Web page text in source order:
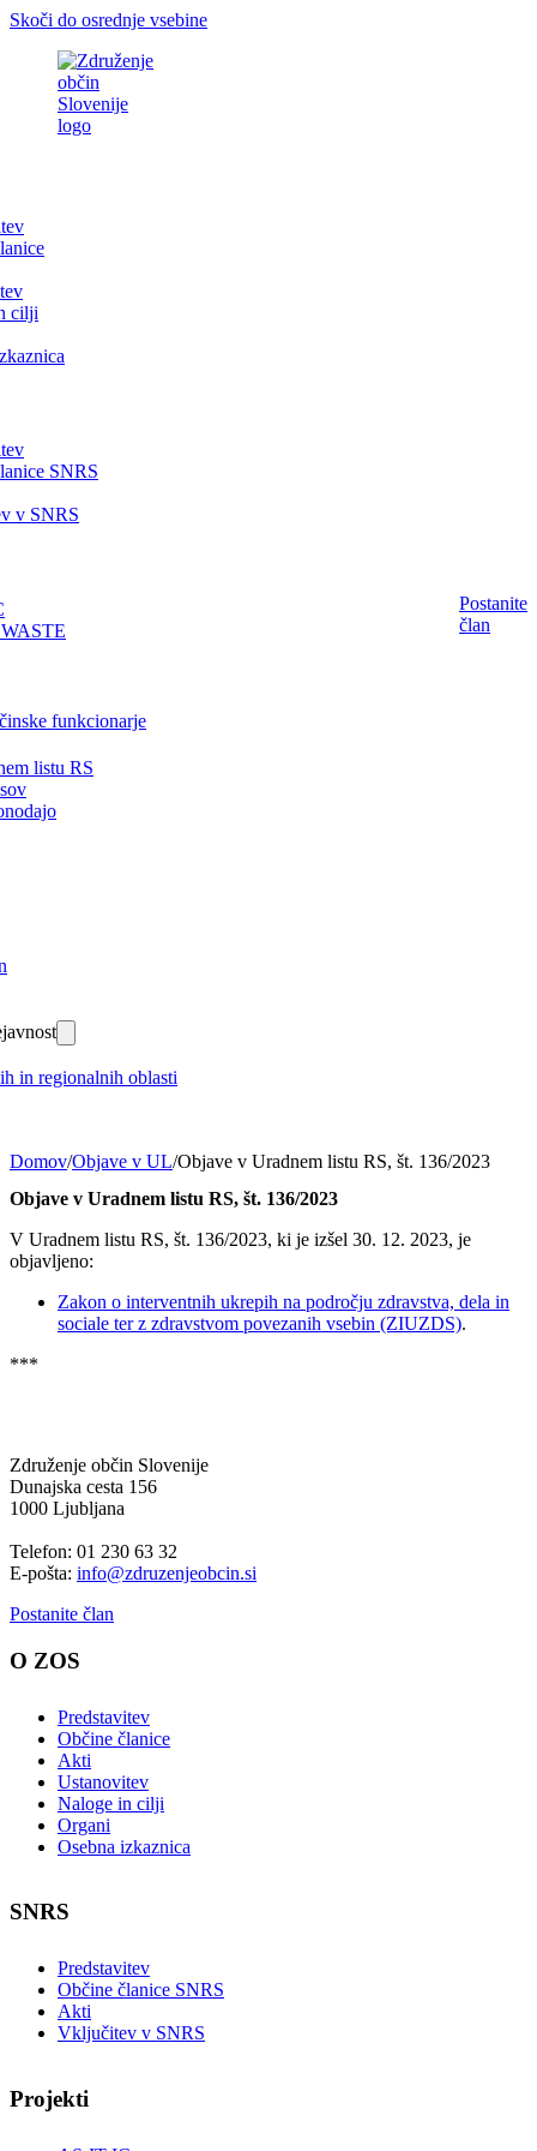
Skoči do osrednje vsebine
cilji
SNRS
v SNRS
funkcionarje
listu RS
in regionalnih oblasti
Postanite
član
Domov/Objave v UL/Objave v Uradnem listu RS, št. 136/2023
Objave v Uradnem listu RS, št. 136/2023
V Uradnem listu RS, št. 136/2023, ki je izšel 30. 12. 2023, je
objavljeno:
Zakon o interventnih ukrepih na področju zdravstva, dela in
sociale ter z zdravstvom povezanih vsebin (ZIUZDS).
***
Združenje občin Slovenije
Dunajska cesta 156
1000 Ljubljana
Telefon: 01 230 63 32
E-pošta: info@zdruzenjeobcin.si
Postanite član
O ZOS
Predstavitev
Občine članice
Akti
Ustanovitev
Naloge in cilji
Organi
Osebna izkaznica
SNRS
Predstavitev
Občine članice SNRS
Akti
Vključitev v SNRS
Projekti